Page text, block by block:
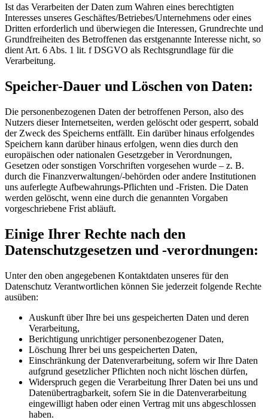
Ist das Verarbeiten der Daten zum Wahren eines berechtigten
Interesses unseres Geschäftes/Betriebes/Unternehmens oder eines
Dritten erforderlich und überwiegen die Interessen, Grundrechte und
Grundfreiheiten des Betroffenen das erstgenannte Interesse nicht, so
dient Art. 6 Abs. 1 lit. f DSGVO als Rechtsgrundlage für die
Verarbeitung.
Speicher-Dauer und Löschen von Daten:
Die personenbezogenen Daten der betroffenen Person, also des
Nutzers dieser Internetseiten, werden gelöscht oder gesperrt, sobald
der Zweck des Speicherns entfällt. Ein darüber hinaus erfolgendes
Speichern kann darüber hinaus erfolgen, wenn dies durch den
europäischen oder nationalen Gesetzgeber in Verordnungen,
Gesetzen oder sonstigen Vorschriften vorgesehen wurde – z. B.
durch die Finanzverwaltungen/-behörden oder andere Institutionen
uns auferlegte Aufbewahrungs-Pflichten und -Fristen. Die Daten
werden gelöscht, wenn eine durch die genannten Vorgaben
vorgeschriebene Frist abläuft.
Einige Ihrer Rechte nach den
Datenschutzgesetzen und -verordnungen:
Unter den oben angegebenen Kontaktdaten unseres für den
Datenschutz Verantwortlichen können Sie jederzeit folgende Rechte
ausüben:
Auskunft über Ihre bei uns gespeicherten Daten und deren
Verarbeitung,
Berichtigung unrichtiger personenbezogener Daten,
Löschung Ihrer bei uns gespeicherten Daten,
Einschränkung der Datenverarbeitung, sofern wir Ihre Daten
aufgrund gesetzlicher Pflichten noch nicht löschen dürfen,
Widerspruch gegen die Verarbeitung Ihrer Daten bei uns und
Datenübertragbarkeit, sofern Sie in die Datenverarbeitung
eingewilligt haben oder einen Vertrag mit uns abgeschlossen
haben.